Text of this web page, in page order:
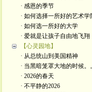
· 感恩的季节
· 如何选择一所好的艺术学
· 如何选一所好的大学
· 爱就是让孩子自由地飞翔
【心灵园地】
· 从总统山到美国精神
· 当黑暗笼罩大地的时候。
· 2026的春天
· 不平静的2026